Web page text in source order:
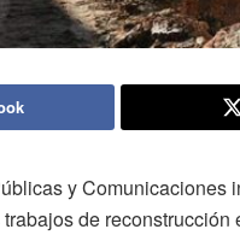
y Comunicaciones
de